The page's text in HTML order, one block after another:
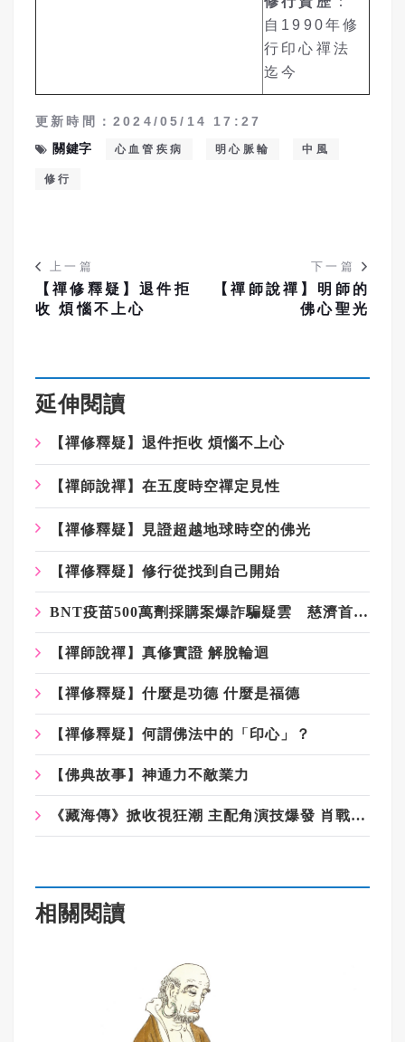
自1990年修
行印心禪法
迄今
更新時間：2024/05/14 17:27
關鍵字
心血管疾病 明心脈輪 中風
修行
上一篇
【禪修釋疑】退件拒
收 煩惱不上心
下一篇
【禪師說禪】明師的
佛心聖光
延伸閱讀
【禪修釋疑】退件拒收 煩惱不上心
【禪師說禪】在五度時空禪定見性
【禪修釋疑】見證超越地球時空的佛光
【禪修釋疑】修行從找到自己開始
BNT疫苗500萬劑採購案爆詐騙疑雲 慈濟首發聲明：痛心遺憾 配合司法將追究權益
【禪師說禪】真修實證 解脫輪迴
【禪修釋疑】什麼是功德 什麼是福德
【禪修釋疑】何謂佛法中的「印心」？
【佛典故事】神通力不敵業力
《藏海傳》掀收視狂潮 主配角演技爆發 肖戰不是第一
相關閱讀